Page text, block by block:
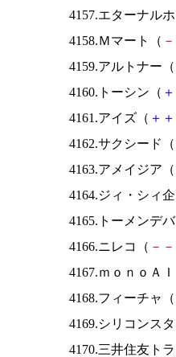
4157.エターナル
4158.Ｍマート（ －
4159.アルトナー（
4160.トーシン（ ＋
4161.アイズ（ ＋ ＋
4162.サクシード（
4163.アメイジア（
4164.ジィ・シィ
4165.トーメンデ
4166.ニレコ（ － －
4167.ｍｏｎｏＡ
4168.フィーチャ（
4169.シリコンス
4170.三井住友ト